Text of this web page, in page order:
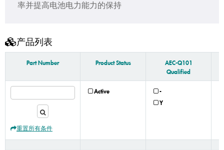
率并提高电池电力能力的保持
产品列表
Part Number Product Status AEC-Q101
Qualified
重置所有条件
Active -
Y